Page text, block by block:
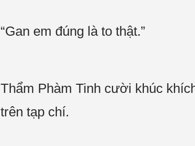
“Gan em đúng là to thật.”
Thẩm Phàm Tinh cười khúc
trên tạp chí.